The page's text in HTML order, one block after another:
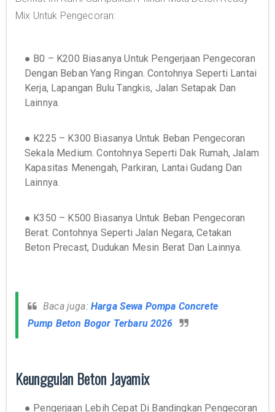
Mix Untuk Pengecoran:
● B0 – K200 Biasanya Untuk Pengerjaan Pengecoran
Dengan Beban Yang Ringan. Contohnya Seperti Lantai
Kerja, Lapangan Bulu Tangkis, Jalan Setapak Dan
Lainnya.
● K225 – K300 Biasanya Untuk Beban Pengecoran
Sekala Medium. Contohnya Seperti Dak Rumah, Jalam
Kapasitas Menengah, Parkiran, Lantai Gudang Dan
Lainnya.
● K350 – K500 Biasanya Untuk Beban Pengecoran
Berat. Contohnya Seperti Jalan Negara, Cetakan
Beton Precast, Dudukan Mesin Berat Dan Lainnya.
Baca juga: Harga Sewa Pompa Concrete
Pump Beton Bogor Terbaru 2026
Keunggulan Beton Jayamix
● Pengerjaan Lebih Cepat Di Bandingkan Pengecoran